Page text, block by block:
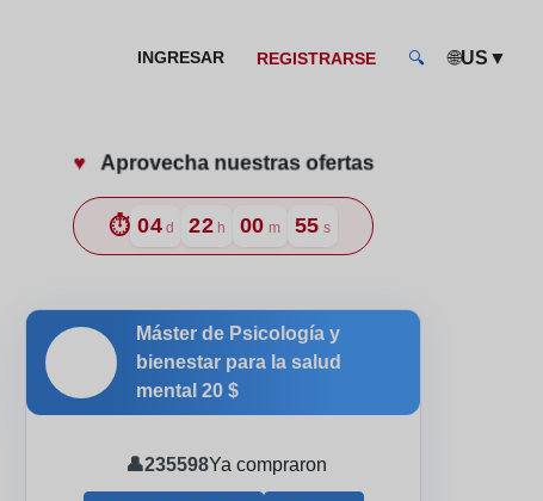
INGRESAR REGISTRARSE 🔍 🌐US ▼
♥️ Aprovecha nuestras ofertas
⏱️ 04 d 22 h 00 m 54 s
Máster de Psicología y
bienestar para la salud
mental 20 $
👤235598Ya compraron